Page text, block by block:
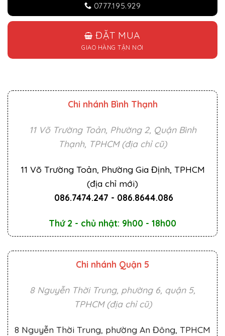
0777.195.929
ĐẶT MUA
GIAO HÀNG TẬN NƠI
Chi nhánh Bình Thạnh
11 Võ Trường Toản, Phường 2, Quận Bình
Thạnh, TPHCM (địa chỉ cũ)
11 Võ Trường Toản, Phường Gia Định, TPHCM
(địa chỉ mới)
086.7474.247 - 086.8644.086
Thứ 2 - chủ nhật: 9h00 - 18h00
Chi nhánh Quận 5
8 Nguyễn Thời Trung, phường 6, quận 5,
TPHCM (địa chỉ cũ)
8 Nguyễn Thời Trung, phường An Đông, TPHCM